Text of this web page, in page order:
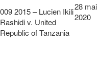
009 2015 – Lucien Ikili
Rashidi v. United
Republic of Tanzania
28 mai
2020